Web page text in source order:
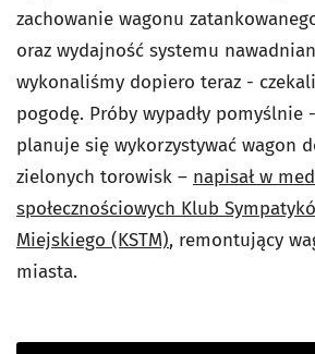
zachowanie wagonu
oraz wydajność systemu
wykonaliśmy dopiero teraz -
pogodę. Próby wypadły pomyślnie
planuje się wykorzystywać wagon
zielonych torowisk – napisał w
społecznościowych Klub
Miejskiego (KSTM), remontujący
miasta.